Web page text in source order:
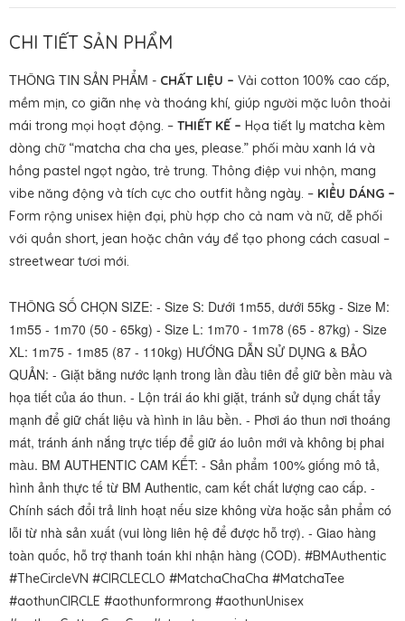
CHI TIẾT SẢN PHẨM
THÔNG TIN SẢN PHẨM - CHẤT LIỆU – Vải cotton 100% cao cấp,
mềm mịn, co giãn nhẹ và thoáng khí, giúp người mặc luôn thoải
mái trong mọi hoạt động. – THIẾT KẾ – Họa tiết ly matcha kèm
dòng chữ “matcha cha cha yes, please.” phối màu xanh lá và
hồng pastel ngọt ngào, trẻ trung. Thông điệp vui nhộn, mang
vibe năng động và tích cực cho outfit hằng ngày. – KIỂU DÁNG –
Form rộng unisex hiện đại, phù hợp cho cả nam và nữ, dễ phối
với quần short, jean hoặc chân váy để tạo phong cách casual –
streetwear tươi mới.
THÔNG SỐ CHỌN SIZE: - Size S: Dưới 1m55, dưới 55kg - Size M:
1m55 - 1m70 (50 - 65kg) - Size L: 1m70 - 1m78 (65 - 87kg) - Size
XL: 1m75 - 1m85 (87 - 110kg) HƯỚNG DẪN SỬ DỤNG & BẢO
QUẢN: - Giặt bằng nước lạnh trong lần đầu tiên để giữ bền màu và
họa tiết của áo thun. - Lộn trái áo khi giặt, tránh sử dụng chất tẩy
mạnh để giữ chất liệu và hình in lâu bền. - Phơi áo thun nơi thoáng
mát, tránh ánh nắng trực tiếp để giữ áo luôn mới và không bị phai
màu. BM AUTHENTIC CAM KẾT: - Sản phẩm 100% giống mô tả,
hình ảnh thực tế từ BM Authentic, cam kết chất lượng cao cấp. -
Chính sách đổi trả linh hoạt nếu size không vừa hoặc sản phẩm có
lỗi từ nhà sản xuất (vui lòng liên hệ để được hỗ trợ). - Giao hàng
toàn quốc, hỗ trợ thanh toán khi nhận hàng (COD). #BMAuthentic
#TheCircleVN #CIRCLECLO #MatchaChaCha #MatchaTee
#aothunCIRCLE #aothunformrong #aothunUnisex